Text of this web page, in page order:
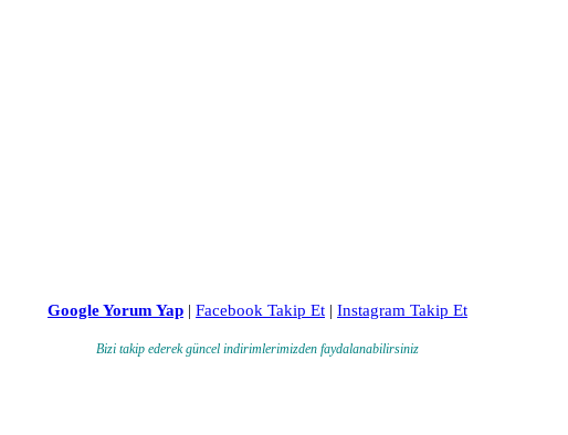
Google Yorum Yap | Facebook Takip Et | Instagram Takip Et
Bizi takip ederek güncel indirimlerimizden faydalanabilirsiniz